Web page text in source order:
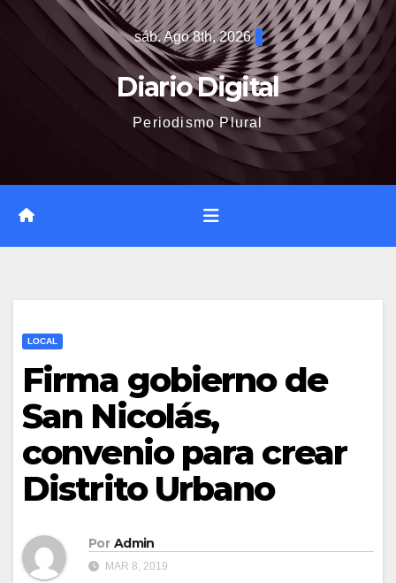
sáb. Ago 8th, 2026
Diario Digital
Periodismo Plural
LOCAL
Firma gobierno de
San Nicolás,
convenio para crear
Distrito Urbano
Por Admin
MAR 8, 2019